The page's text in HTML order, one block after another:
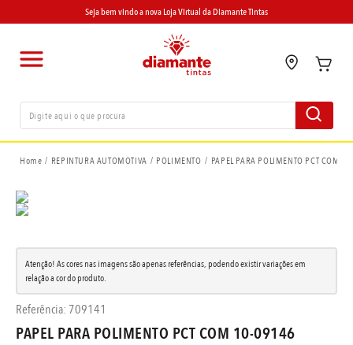
Seja bem vindo a nova Loja Virtual da Diamante Tintas
REPINTURA AUTOMOTIVA POLIMENTO PAPEL PARA POLIMENTO PCT COM
Atenção! As cores nas imagens são apenas referências, podendo existir variações em
relação a cor do produto.
Referência: 709141
PAPEL PARA POLIMENTO PCT COM 10-09146